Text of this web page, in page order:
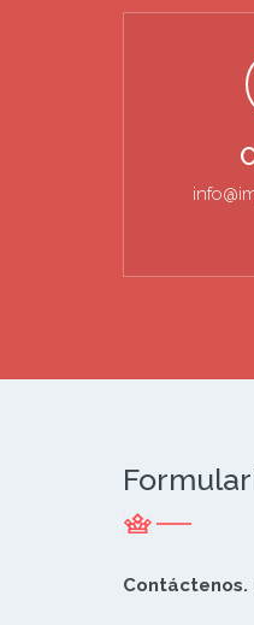
Contáctenos.